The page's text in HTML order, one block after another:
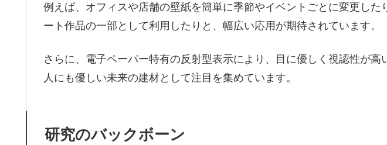
例えば、オフィスや店舗の壁紙を簡単に季節やイベントごとに変更した
ート作品の一部として利用したりと、幅広い応用が期待されています。
さらに、電子ペーパー特有の反射型表示により、目に優しく視認性が高
人にも優しい未来の建材として注目を集めています。
研究のバックボーン